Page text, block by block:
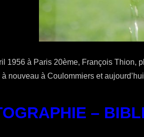
1956 à Paris 20ème, François Thion,
à nouveau à Coulommiers et
–